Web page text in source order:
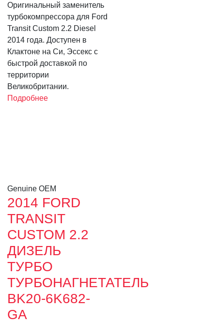
Оригинальный заменитель
турбокомпрессора для Ford
Transit Custom 2.2 Diesel
2014 года. Доступен в
Клактоне на Си, Эссекс с
быстрой доставкой по
территории
Великобритании.
Подробнее
Genuine OEM
2014 FORD
TRANSIT
CUSTOM 2.2
ДИЗЕЛЬ
ТУРБО
ТУРБОНАГНЕТАТЕЛЬ
BK20-6K682-
GA